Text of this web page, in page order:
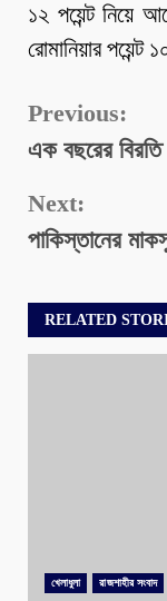
১২ পয়েন্ট নিয়ে
রোমানিয়ার পয়েন্ট
Continue
Reading
Previous:
এক বছরের
Next:
পাকিস্তানের
RELATED
খেলাধুলা রাজশাহীর সংবাদ